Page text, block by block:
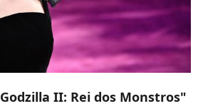
Godzilla II: Rei dos Monstros"